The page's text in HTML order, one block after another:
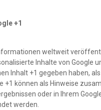
+1
weltweit
Inhalte von Google
Inhalt +1 gegeben haben,
+1 können als Hinweise
oder in Ihrem
werden.